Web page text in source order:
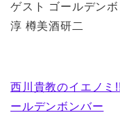
ゲスト ゴールデン
淳 樽美酒研二
西川貴教のイエノミ
ールデンボンバー